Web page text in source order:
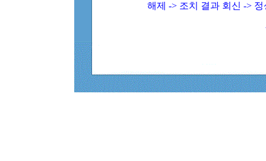
해제 -> 조치 결과 회신 ->